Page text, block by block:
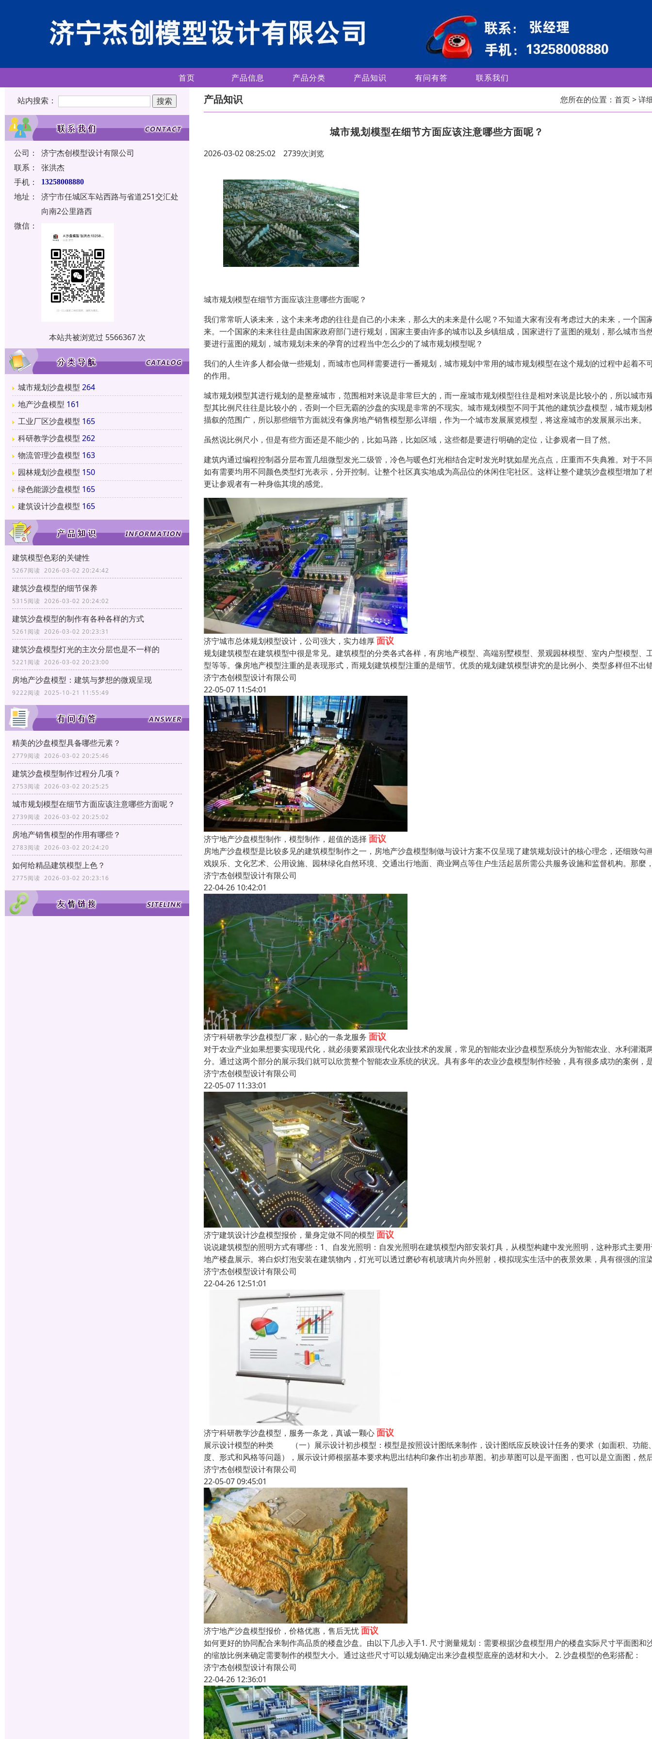
首页 产品信息 产品分类 产品知识 有问有答 联系我们
站内搜索：
公司：
济宁杰创模型设计有限公司
联系：
张洪杰
手机：
13258008880
地址：
济宁市任城区车站西路与省道251交汇处
向南2公里路西
微信：
本站共被浏览过 5566367 次
城市规划沙盘模型 264
地产沙盘模型 161
工业厂区沙盘模型 165
科研教学沙盘模型 262
物流管理沙盘模型 163
园林规划沙盘模型 150
绿色能源沙盘模型 165
建筑设计沙盘模型 165
建筑模型色彩的关键性
5267阅读 2026-03-02 20:24:42
建筑沙盘模型的细节保养
5315阅读 2026-03-02 20:24:02
建筑沙盘模型的制作有各种各样的方式
5261阅读 2026-03-02 20:23:31
建筑沙盘模型灯光的主次分层也是不一样的
5221阅读 2026-03-02 20:23:00
房地产沙盘模型：建筑与梦想的微观呈现
9222阅读 2025-10-21 11:55:49
精美的沙盘模型具备哪些元素？
2779阅读 2026-03-02 20:25:46
建筑沙盘模型制作过程分几项？
2753阅读 2026-03-02 20:25:25
城市规划模型在细节方面应该注意哪些方面呢？
2739阅读 2026-03-02 20:25:02
房地产销售模型的作用有哪些？
2783阅读 2026-03-02 20:24:20
如何给精品建筑模型上色？
2775阅读 2026-03-02 20:23:16
产品知识 您所在的位置： 首页> 详
城市规划模型在细节方面应该注意哪些方面呢？
2026-03-02 08:25:02 2739次浏览
城市规划模型在细节方面应该注意哪些方面呢？
我们常常听人谈未来，这个未来考虑的往往是自己的小未来，那么大的未来是什么呢？不知道大家有没有考虑过大的未来，一个国
来。一个国家的未来往往是由国家政府部门进行规划，国家主要由许多的城市以及乡镇组成，国家进行了蓝图的规划，那么城市当
要进行蓝图的规划，城市规划未来的孕育的过程当中怎么少的了城市规划模型呢？
我们的人生许多人都会做一些规划，而城市也同样需要进行一番规划，城市规划中常用的城市规划模型在这个规划的过程中起着不
的作用。
城市规划模型其进行规划的是整座城市，范围相对来说是非常巨大的，而一座城市规划模型往往是相对来说是比较小的，所以城市
型其比例尺往往是比较小的，否则一个巨无霸的沙盘的实现是非常的不现实。城市规划模型不同于其他的建筑沙盘模型，城市规划
描叙的范围广，所以那些细节方面就没有像房地产销售模型那么详细，作为一个城市发展展览模型，将这座城市的发展展示出来。
虽然说比例尺小，但是有些方面还是不能少的，比如马路，比如区域，这些都是要进行明确的定位，让参观者一目了然。
建筑内通过编程控制器分层布置几组微型发光二级管，冷色与暖色灯光相结合定时发光时犹如星光点点，庄重而不失典雅。对于不
如有需要均用不同颜色类型灯光表示，分开控制。让整个社区真实地成为高品位的休闲住宅社区。这样让整个建筑沙盘模型增加了
更让参观者有一种身临其境的感觉。
济宁城市总体规划模型设计，公司强大，实力雄厚面议
规划建筑模型在建筑模型中很是常见。建筑模型的分类各式各样，有房地产模型、高端别墅模型、景观园林模型、室内户型模型、
型等等。像房地产模型注重的是表现形式，而规划建筑模型注重的是细节。优质的规划建筑模型讲究的是比例小、类型多样但不出
济宁杰创模型设计有限公司
22-05-07 11:54:01
济宁地产沙盘模型制作，模型制作，超值的选择 面议
房地产沙盘模型是比较多见的建筑模型制作之一，房地产沙盘模型制做与设计方案不仅呈现了建筑规划设计的核心理念，还细致勾
戏娱乐、文化艺术、公用设施、园林绿化自然环境、交通出行地面、商业网点等住户生活起居所需公共服务设施和监督机构。那麼
济宁杰创模型设计有限公司
22-04-26 10:42:01
济宁科研教学沙盘模型厂家，贴心的一条龙服务 面议
对于农业产业如果想要实现现代化，就必须要紧跟现代化农业技术的发展，常见的智能农业沙盘模型系统分为智能农业、水利灌溉
分。通过这两个部分的展示我们就可以欣赏整个智能农业系统的状况。具有多年的农业沙盘模型制作经验，具有很多成功的案例，
济宁杰创模型设计有限公司
22-05-07 11:33:01
济宁建筑设计沙盘模型报价，量身定做不同的模型 面议
说说建筑模型的照明方式有哪些：1、自发光照明：自发光照明在建筑模型内部安装灯具，从模型构建中发光照明，这种形式主要
地产楼盘展示。将白炽灯泡安装在建筑物内，灯光可以透过磨砂有机玻璃片向外照射，模拟现实生活中的夜景效果，具有很强的渲
济宁杰创模型设计有限公司
22-04-26 12:51:01
济宁科研教学沙盘模型，服务一条龙，真诚一颗心面议
展示设计模型的种类 （一）展示设计初步模型：模型是按照设计图纸来制作，设计图纸应反映设计任务的要求（如面积、功能
度、形式和风格等问题），展示设计师根据基本要求构思出结构印象作出初步草图。初步草图可以是平面图，也可以是立面图，然
济宁杰创模型设计有限公司
22-05-07 09:45:01
济宁地产沙盘模型报价，价格优惠，售后无忧面议
如何更好的协同配合来制作高品质的楼盘沙盘。由以下几步入手1. 尺寸测量规划：需要根据沙盘模型用户的楼盘实际尺寸平面图和
的缩放比例来确定需要制作的模型大小。通过这些尺寸可以规划确定出来沙盘模型底座的选材和大小。 2. 沙盘模型的色彩搭配：
济宁杰创模型设计有限公司
22-04-26 12:36:01